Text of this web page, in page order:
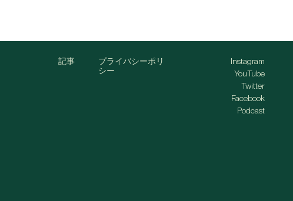
記事
プライバシーポリ
シー
Instagram
YouTube
Twitter
Facebook
Podcast